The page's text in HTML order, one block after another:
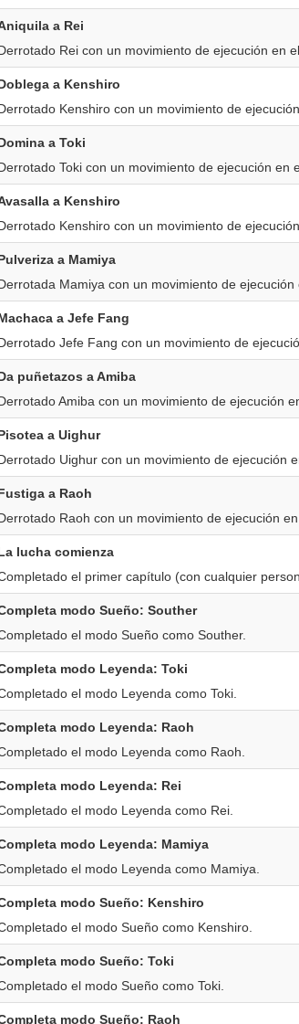
a Rei
Rei con un movimiento de ejecución en
a Kenshiro
Kenshiro con un movimiento de
a Toki
Toki con un movimiento de ejecución en
a Kenshiro
Kenshiro con un movimiento de
a Mamiya
Mamiya con un movimiento de
a Jefe Fang
Jefe Fang con un movimiento de
puñetazos a Amiba
Amiba con un movimiento de ejecución
a Uighur
Uighur con un movimiento de ejecución
a Raoh
Raoh con un movimiento de ejecución
lucha comienza
el primer capítulo (con cualquier
modo Sueño: Souther
el modo Sueño como Souther.
modo Leyenda: Toki
el modo Leyenda como Toki.
modo Leyenda: Raoh
el modo Leyenda como Raoh.
modo Leyenda: Rei
el modo Leyenda como Rei.
modo Leyenda: Mamiya
el modo Leyenda como Mamiya.
modo Sueño: Kenshiro
el modo Sueño como Kenshiro.
modo Sueño: Toki
el modo Sueño como Toki.
modo Sueño: Raoh